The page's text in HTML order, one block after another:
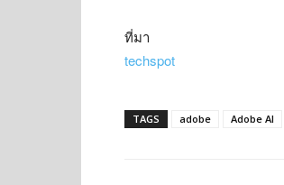
ที่มา
techspot
TAGS adobe Adobe AI